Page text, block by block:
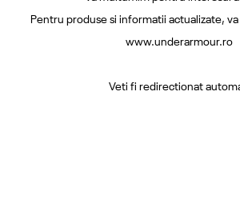
Pentru produse si informatii actualizate,
www.underarmour.ro
Veti fi redirectionat